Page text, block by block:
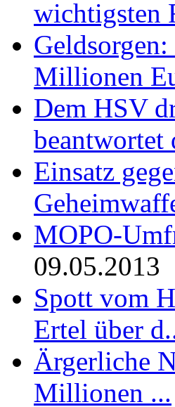
wichtigsten
Millionen
Dem HSV
Einsatz
MOPO-
09.05.2013
Spott vom
Ertel über
Ärgerliche
Millionen ...